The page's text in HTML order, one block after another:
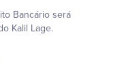
Bancário será
Kalil Lage.